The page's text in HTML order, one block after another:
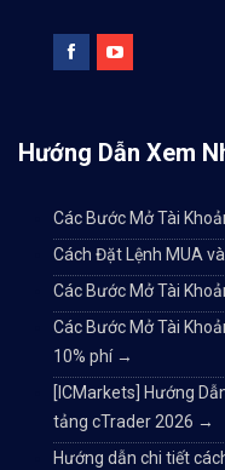
Hướng Dẫn Xem
Các Bước Mở Tài
Cách Đặt Lệnh MUA
Các Bước Mở Tài
Các Bước Mở Tài
10% phí →
[ICMarkets] Hướng
tảng cTrader 2026 →
Hướng dẫn chi tiết